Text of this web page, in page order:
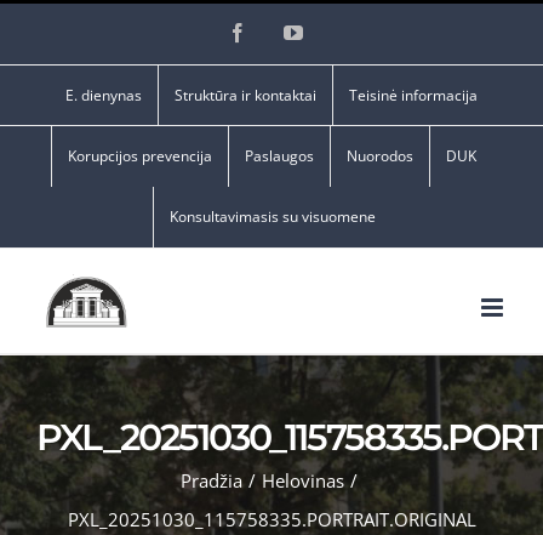
FacebookYouTube
E. dienynas Struktūra ir kontaktai Teisinė informacija
Korupcijos prevencija Paslaugos Nuorodos DUK
Konsultavimasis su visuomene
Pradžia / Helovinas /
PXL_20251030_115758335.PORTRAIT.ORIGINAL